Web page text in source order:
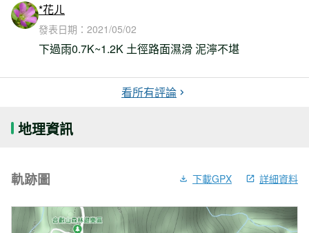
*花ㄦ
發表日期： 2021/05/02
下過雨0.7K~1.2K 土徑路面濕滑 泥濘不堪
看所有評論
地理資訊
軌跡圖 下載GPX 詳細資料